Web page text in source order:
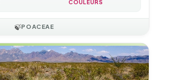
COULEURS
🍃POACEAE